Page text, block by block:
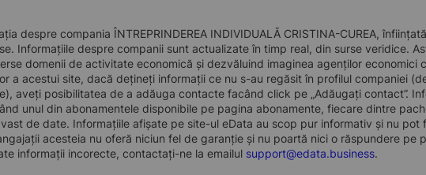
despre compania ÎNTREPRINDEREA INDIVIDUALĂ CRISTINA-CUREA,
Informațiile despre companii sunt actualizate în timp real, din surse veridice.
domenii de activitate economică și dezvăluind imaginea agenților
a acestui site, dacă dețineți informații ce nu s-au regăsit în profilul companiei
aveți posibilitatea de a adăuga contacte facând click pe „Adăugați contact”.
unul din abonamentele disponibile pe pagina abonamente, fiecare dintre
de date. Informațiile afișate pe site-ul eData au scop pur informativ și nu
acesteia nu oferă niciun fel de garanție și nu poartă nici o răspundere
informații incorecte, contactați-ne la emailul support@edata.business.